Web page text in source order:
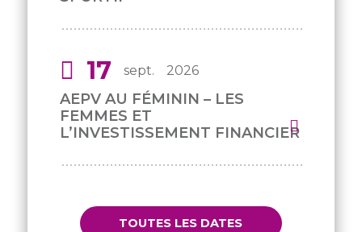
17 sept. 2026
AEPV AU FÉMININ – LES
FEMMES ET
L’INVESTISSEMENT FINANCIER
TOUTES LES DATES